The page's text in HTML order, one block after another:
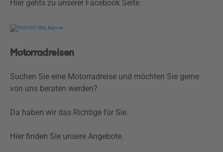
Hier gehts zu unserer Facebook Seite.
Motorradreisen
Suchen Sie eine Motorradreise und möchten Sie gerne
von uns beraten werden?
Da haben wir das Richtige für Sie.
Hier finden Sie unsere Angebote.